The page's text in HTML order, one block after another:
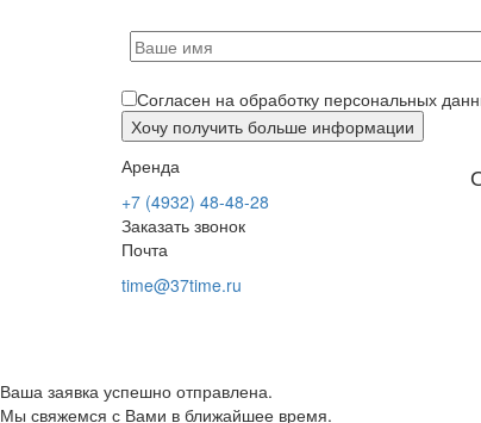
Согласен на обработку персональных
Аренда
+7 (4932) 48-48-28
Заказать звонок
Почта
time@37time.ru
Ваша заявка успешно отправлена.
Мы свяжемся с Вами в ближайшее время.